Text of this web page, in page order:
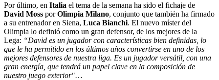
Por último, en Italia el tema de la semana ha sido el fichaje de
David Moss porOlimpia Milano, conjunto que también ha firmado
a su entrenador en Siena, Luca Bianchi. El nuevo míster del
Olimpia lo definió como un gran defensor, de los mejores de la
Lega: “David es un jugador con características bien definidas, lo
que le ha permitido en los últimos años convertirse en uno de los
mejores defensores de nuestra liga. Es un jugador versátil, con una
gran energía, que tendrá un papel clave en la composición de
nuestro juego exterior"…